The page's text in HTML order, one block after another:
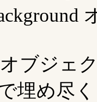
オブジェ
埋め尽